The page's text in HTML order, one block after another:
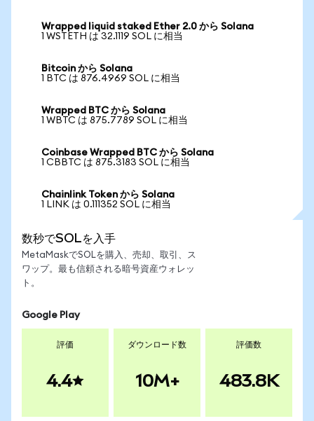
Wrapped liquid staked Ether 2.0 から Solana
1 WSTETH は 32.1119 SOL に相当
Bitcoin から Solana
1 BTC は 876.4969 SOL に相当
Wrapped BTC から Solana
1 WBTC は 875.7789 SOL に相当
Coinbase Wrapped BTC から Solana
1 CBBTC は 875.3183 SOL に相当
Chainlink Token から Solana
1 LINK は 0.111352 SOL に相当
数秒でSOLを入手
MetaMaskでSOLを購入、売却、取引、ス
ワップ。最も信頼される暗号資産ウォレッ
ト。
Google Play
評価
4.4
ダウンロード数
10M+
評価数
483.8K